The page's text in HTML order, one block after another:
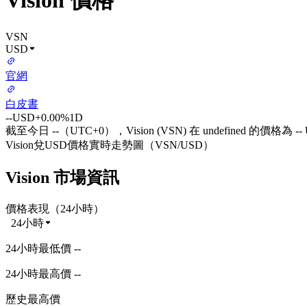
VSN
USD
官網
白皮書
--USD+0.00%1D
截至今日 --（UTC+0），Vision (VSN) 在 undefined 的價格為 --
Vision兌USD價格實時走勢圖（VSN/USD）
Vision 市場資訊
價格表現（24小時）
24小時
24小時最低價 --
24小時最高價 --
歷史最高價